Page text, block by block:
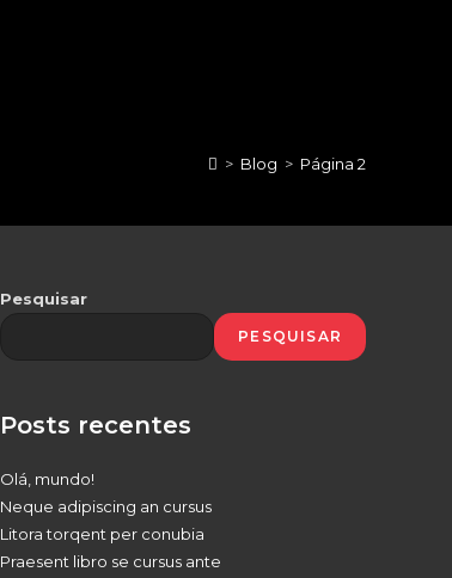
> Blog > Página 2
Pesquisar
PESQUISAR
Posts recentes
Olá, mundo!
Neque adipiscing an cursus
Litora torqent per conubia
Praesent libro se cursus ante